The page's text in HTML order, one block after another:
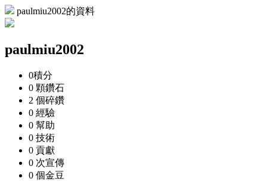
paulmiu2002的資料
paulmiu2002
0積分
0 顆鑽石
2 個碎鑽
0 經驗
0 幫助
0 技術
0 貢獻
0 次宣傳
0 個金豆